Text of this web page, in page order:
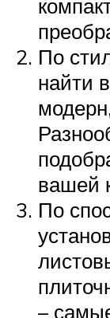
По
найти
вашей
По
–